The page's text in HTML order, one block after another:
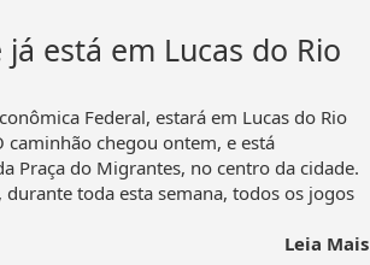
está em Lucas do Rio
Federal, estará em Lucas do Rio
caminhão chegou ontem, e está
Praça do Migrantes, no centro da cidade.
toda esta semana, todos os jogos
Leia Mais